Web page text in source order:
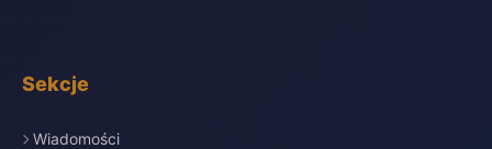
Sekcje
Wiadomości